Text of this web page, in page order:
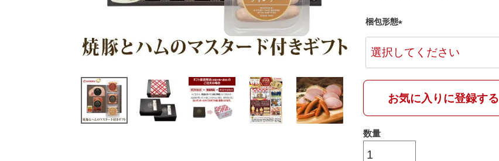
梱包形態
(
必
)
お気に入りに登録する